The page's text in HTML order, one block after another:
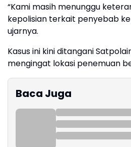
“Kami masih menunggu
kepolisian terkait penyebab
ujarnya.
Kasus ini kini ditangani
mengingat lokasi penemuan
Baca Juga